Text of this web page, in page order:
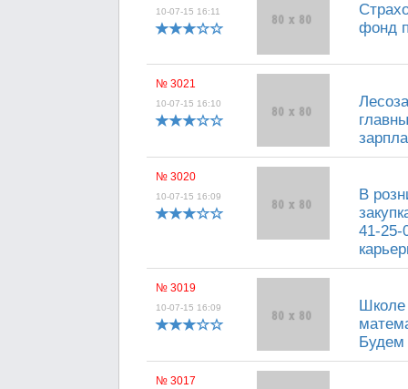
10-07-15 16:11
фонд
№ 3021
10-07-15 16:10
№ 3020
10-07-15 16:09
В
41-25-
№ 3019
10-07-15 16:09
Школе
Будем
№ 3017